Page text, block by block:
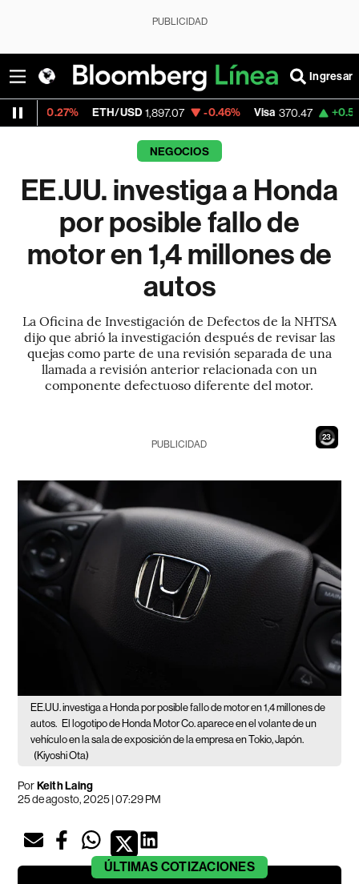
PUBLICIDAD
Ingresar
ETH/USD 1,897.07 -0.46% Visa 370.47 +0.52%
NEGOCIOS
EE.UU. investiga a Honda
por posible fallo de
motor en 1,4 millones de
autos
La Oficina de Investigación de Defectos de la NHTSA
dijo que abrió la investigación después de revisar las
quejas como parte de una revisión separada de una
llamada a revisión anterior relacionada con un
componente defectuoso diferente del motor.
22
PUBLICIDAD
EE.UU. investiga a Honda por posible fallo de motor en 1,4 millones de
autos. El logotipo de Honda Motor Co. aparece en el volante de un
vehículo en la sala de exposición de la empresa en Tokio, Japón.
(Kiyoshi Ota)
PorKeith Laing
25 de agosto, 2025 | 07:29 PM
ÚLTIMAS COTIZACIONES